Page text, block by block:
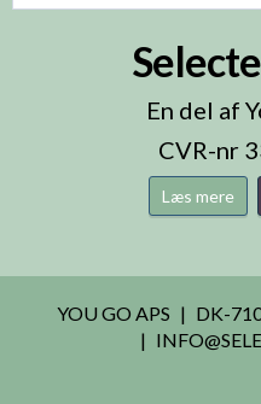
En del af
CVR-nr
Læs mere
YOU GO APS DK-